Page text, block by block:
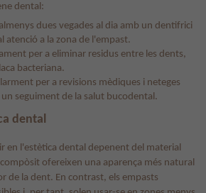
dental:
dues vegades al dia amb un dentifrici
atenció a la zona de l'empast.
per a eliminar residus entre les dents,
bacteriana.
per a revisions mèdiques i neteges
seguiment de la salut bucodental.
dental
en l'estètica dental depenent del material
ofereixen una aparença més natural
de la dent. En contrast, els empasts